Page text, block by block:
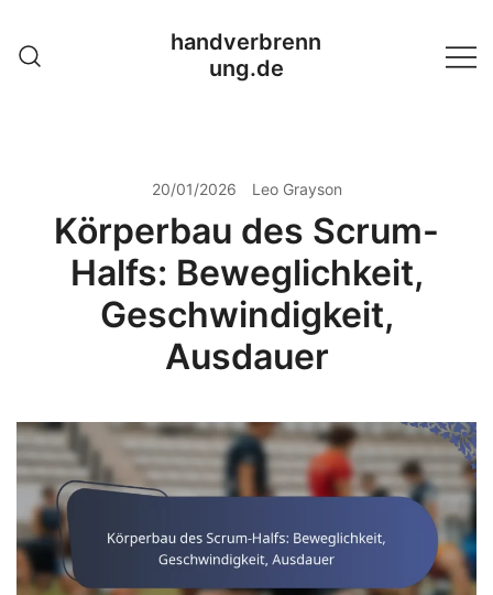
content
handverbrenn
ung.de
20/01/2026 Leo Grayson
Körperbau des Scrum-
Halfs: Beweglichkeit,
Geschwindigkeit,
Ausdauer